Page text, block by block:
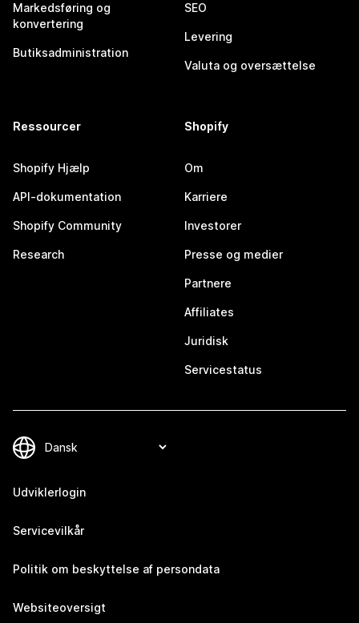
Markedsføring og
konvertering
Butiksadministration
SEO
Levering
Valuta og oversættelse
Ressourcer
Shopify Hjælp
API-dokumentation
Shopify Community
Research
Shopify
Om
Karriere
Investorer
Presse og medier
Partnere
Affiliates
Juridisk
Servicestatus
Udviklerlogin
Servicevilkår
Politik om beskyttelse af persondata
Websiteoversigt